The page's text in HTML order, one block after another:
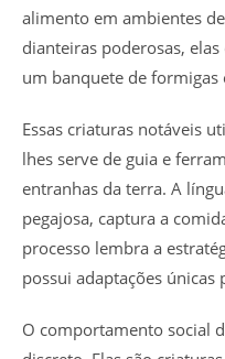
alimento em ambientes
dianteiras poderosas,
um banquete de formigas
Essas criaturas notáveis
lhes serve de guia e
entranhas da terra. A
pegajosa, captura a
processo lembra a
possui adaptações únicas
O comportamento social